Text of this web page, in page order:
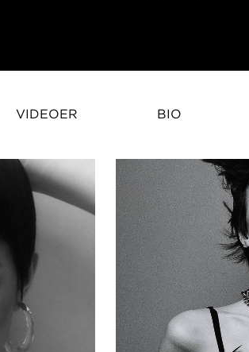
VIDEOER BIO